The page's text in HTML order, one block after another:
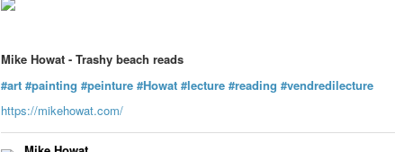
Mike Howat - Trashy beach reads
#art #painting #peinture #Howat #lecture #reading #vendredilecture
https://mikehowat.com/